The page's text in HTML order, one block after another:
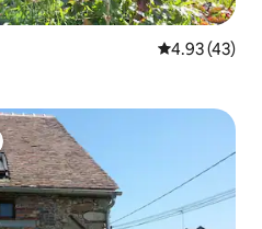
Calificación
4.93 (43)